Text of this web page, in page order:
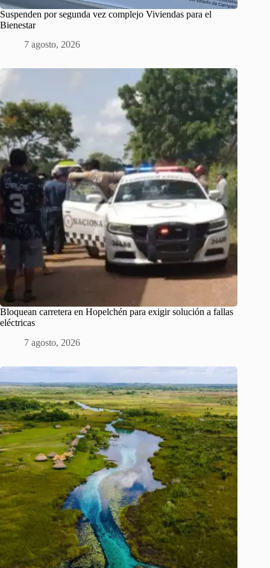
Suspenden por segunda vez complejo Viviendas para el
Bienestar
7 agosto, 2026
Bloquean carretera en Hopelchén para exigir solución a fallas
eléctricas
7 agosto, 2026